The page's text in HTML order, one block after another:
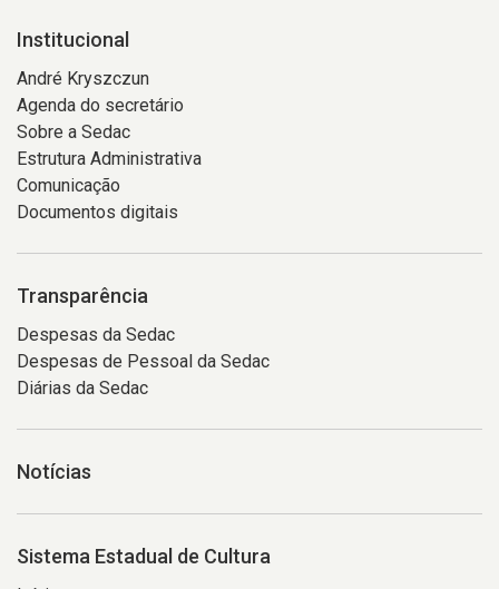
instrumentos
de
sopro.
À
frente
da
orquestra,
pequeno
o
maestro
conduz
a
da
os
primeiro
plano,
aparece
desfocada
a
silhueta
de
observando
atividade.
Ao
fundo,
vê-
o
com
formando
uma
rede
de
linhas
escuras
que
sobre
céu.
À
direita,
aparece
da
um
Institucional
André Kryszczun
Agenda do secretário
Sobre a Sedac
Estrutura Administrativa
Comunicação
Documentos digitais
Transparência
Despesas da Sedac
Despesas de Pessoal da Sedac
Diárias da Sedac
Notícias
Sistema Estadual de Cultura